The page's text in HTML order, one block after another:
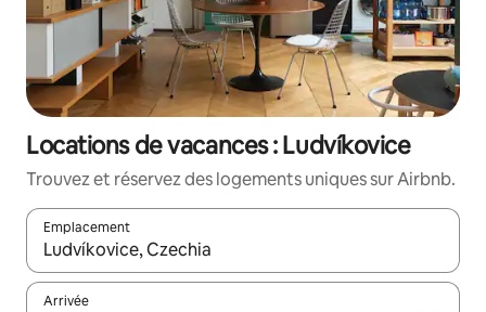
Locations de vacances : Ludvíkovice
Trouvez et réservez des logements uniques sur Airbnb.
Emplacement
Quand les résultats sont affichés, parcourez-les en utilisant
Arrivée